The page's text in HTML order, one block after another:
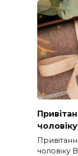
чоловіку
чоловіку